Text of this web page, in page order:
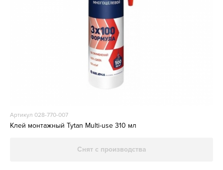
Артикул 028-770-007
Клей монтажный Tytan Multi-use 310 мл
Снят с производства